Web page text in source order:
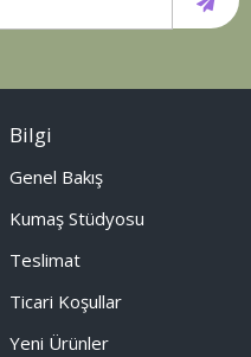
Bilgi
Genel Bakış
Kumaş Stüdyosu
Teslimat
Ticari Koşullar
Yeni Ürünler